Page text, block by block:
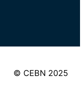
© CEBN 2025